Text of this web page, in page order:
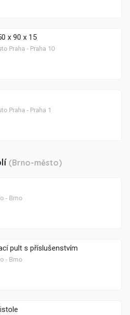
x 90 x 15
Praha - Praha 10
Praha - Praha 1
(Brno-město)
- Brno
pult s příslušenstvím
- Brno